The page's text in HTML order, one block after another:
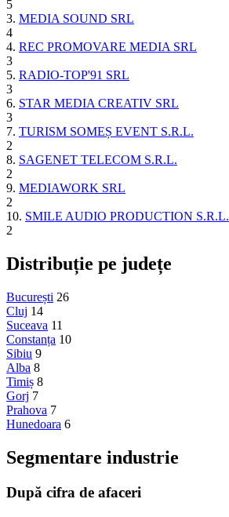
5
3. MEDIA SOUND SRL
4
4. REC PROMOVARE MEDIA SRL
3
5. RADIO-TOP'91 SRL
3
6. STAR MEDIA CREATIV SRL
3
7. TURISM SOMEȘ EVENT S.R.L.
2
8. SAGENET TELECOM S.R.L.
2
9. MEDIAWORK SRL
2
10. SMILE AUDIO PRODUCTION S.R.L.
2
Distribuție pe județe
București 26
Cluj 14
Suceava 11
Constanța 10
Sibiu 9
Alba 8
Timiș 8
Gorj 7
Prahova 7
Hunedoara 6
Segmentare industrie
După cifra de afaceri